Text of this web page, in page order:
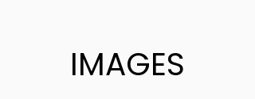
IMAGES